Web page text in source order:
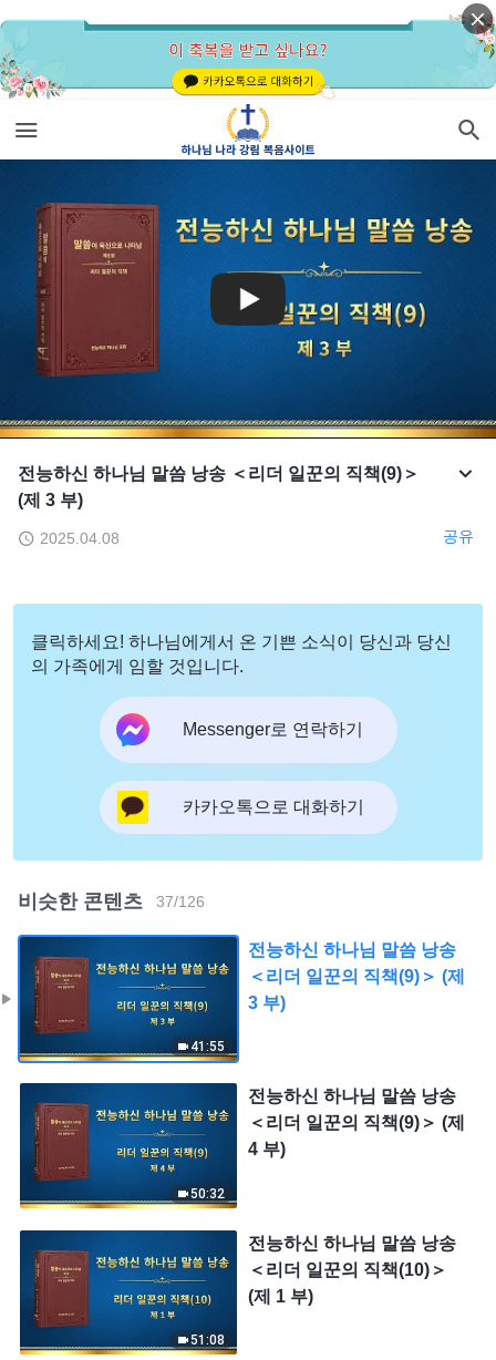
전능하신 하나님 말씀 낭송 ＜리더 일꾼의 직책(9)＞
(제 3 부)
2025.04.08 공유
클릭하세요! 하나님에게서 온 기쁜 소식이 당신과 당신
의 가족에게 임할 것입니다.
Messenger로 연락하기
카카오톡으로 대화하기
비슷한 콘텐츠 37/126
41:55
전능하신 하나님 말씀 낭송
＜리더 일꾼의 직책(9)＞ (제
3 부)
50:32
전능하신 하나님 말씀 낭송
＜리더 일꾼의 직책(9)＞ (제
4 부)
51:08
전능하신 하나님 말씀 낭송
＜리더 일꾼의 직책(10)＞
(제 1 부)